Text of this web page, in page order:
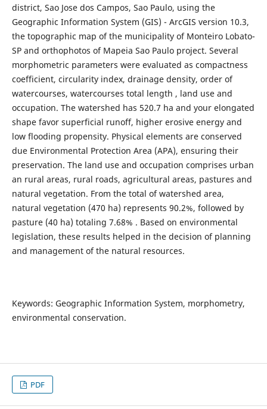
district, Sao Jose dos Campos, Sao Paulo, using the
Geographic Information System (GIS) - ArcGIS version 10.3,
the topographic map of the municipality of Monteiro Lobato-
SP and orthophotos of Mapeia Sao Paulo project. Several
morphometric parameters were evaluated as compactness
coefficient, circularity index, drainage density, order of
watercourses, watercourses total length , land use and
occupation. The watershed has 520.7 ha and your elongated
shape favor superficial runoff, higher erosive energy and
low flooding propensity. Physical elements are conserved
due Environmental Protection Area (APA), ensuring their
preservation. The land use and occupation comprises urban
an rural areas, rural roads, agricultural areas, pastures and
natural vegetation. From the total of watershed area,
natural vegetation (470 ha) represents 90.2%, followed by
pasture (40 ha) totaling 7.68% . Based on environmental
legislation, these results helped in the decision of planning
and management of the natural resources.
Keywords: Geographic Information System, morphometry,
environmental conservation.
PDF